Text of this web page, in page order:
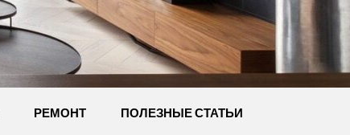
РЕМОНТ ПОЛЕЗНЫЕ СТАТЬИ